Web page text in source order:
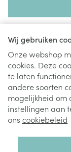
Wij gebruiken
Onze webshop
cookies. Deze
te laten
andere soorten
mogelijkheid om
instellingen aan
ons cookiebeleid
nieuwsbrief en
Juridische links